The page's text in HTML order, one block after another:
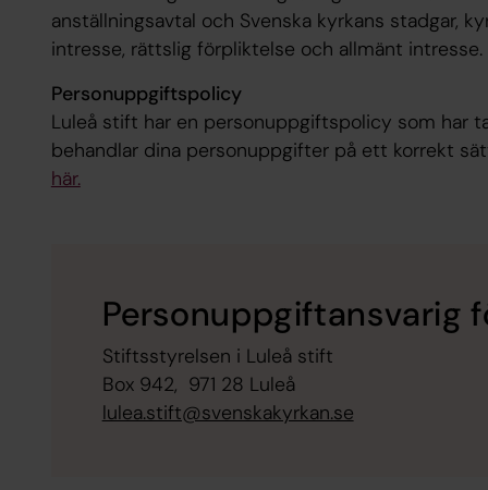
anställningsavtal och Svenska kyrkans stadgar,
intresse, rättslig förpliktelse och allmänt intresse.
Personuppgiftspolicy
Luleå stift har en personuppgiftspolicy som har
behandlar dina personuppgifter på ett korrekt
här.
Personuppgiftansvarig
Stiftsstyrelsen i Luleå stift
Box 942, 971 28 Luleå
lulea.stift@svenskakyrkan.se